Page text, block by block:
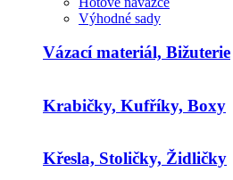
Výhodné sady
Vázací materiál, Bižuterie
Krabičky, Kufříky, Boxy
Křesla, Stoličky, Židličky